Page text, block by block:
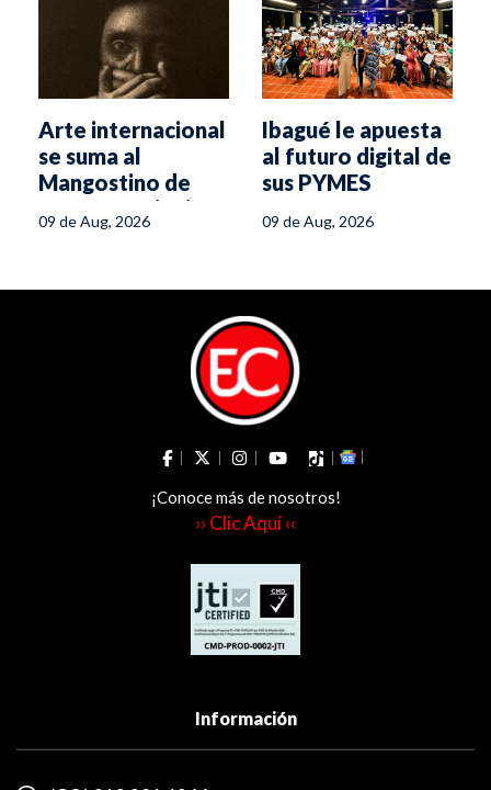
Arte internacional
se suma al
Mangostino de
Oro en Mariquita
09 de Aug, 2026
Ibagué le apuesta
al futuro digital de
sus PYMES
09 de Aug, 2026
¡Conoce más de nosotros!
›› Clic Aquí ‹‹
Información